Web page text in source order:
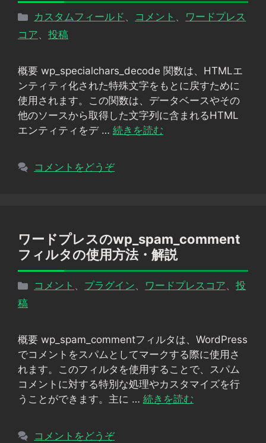
カ
テ
ー
カスタムフィールド 、 コメント 、 ワードプレス
コア、 投稿
概要 wp_specialchars_decode 関数は、HTMLエ
ンティティ化された特殊文字をもとに戻すために
使用されます。この関数は、データベースやその
他のソースから取得した文字列に含まれるHTML
エンティティをデ … 続きを読む
コメントをどうぞ
ワードプレスのwp_spam_comment
フィルタの使用方法・解説
カ
ー
コメント 、 プラグイン、 ワードプレスコア、投
稿
概要 wp_spam_commentフィルタは、WordPress
でコメントをスパムとしてマークする際に使用さ
れます。このフィルタを使用することで、スパム
コメントに対する特別な処理やカスタマイズを行
うことができます。主に … 続きを読む
コメントをどうぞ